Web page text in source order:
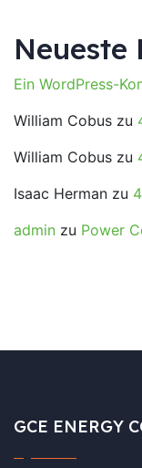
Neueste
Ein WordPress-
William Cobus zu
William Cobus zu
Isaac Herman zu
admin zu Power
GCE ENERGY